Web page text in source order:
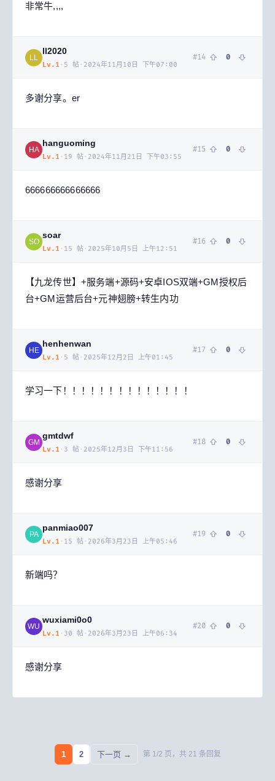
非常牛,,,,
LL
ll2020
Lv. 1 · 5 帖 · 2024年11月10日 下午07:00
#14 0
多谢分享。er
HA
hanguoming
Lv. 1 · 19 帖 · 2024年11月21日 下午03:55
#15 0
666666666666666
SO
soar
Lv. 1 · 15 帖 · 2025年10月5日 上午12:51
#16 0
【九龙传世】+服务端+源码+安卓IOS双端+GM授权后
台+GM运营后台+元神翅膀+转生内功
HE
henhenwan
Lv. 1 · 5 帖 · 2025年12月2日 上午01:45
#17 0
学习一下！！！！！！！！！！！！！！
GM
gmtdwf
Lv. 1 · 3 帖 · 2025年12月3日 下午11:56
#18 0
感谢分享
PA
panmiao007
Lv. 1 · 15 帖 · 2026年3月23日 上午05:46
#19 0
新端吗？
WU
wuxiami0o0
Lv. 1 · 30 帖 · 2026年3月23日 上午06:34
#20 0
感谢分享
1 2 下一页 → 第 1/2 页，共 21 条回复